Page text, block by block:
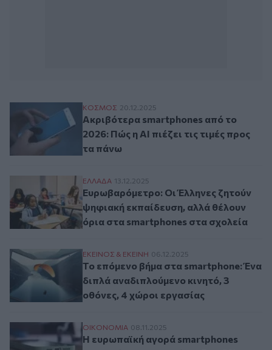
Ακριβότερα smartphones από το 2026:
ΚΟΣΜΟΣ 20.12.2025
Ακριβότερα smartphones από το
2026: Πώς η ΑΙ πιέζει τις τιμές προς
τα πάνω
Ευρωβαρόμετρο: Οι Έλληνες ζητούν
ΕΛΛAΔΑ 13.12.2025
Ευρωβαρόμετρο: Οι Έλληνες ζητούν
ψηφιακή εκπαίδευση, αλλά θέλουν
όρια στα smartphones στα σχολεία
Το επόμενο βήμα στα smartphone: Ένα
ΕΚΕΙΝΟΣ & ΕΚΕΙΝΗ 06.12.2025
Το επόμενο βήμα στα smartphone: Ένα
διπλά αναδιπλούμενο κινητό, 3
οθόνες, 4 χώροι εργασίας
Η ευρωπαϊκή αγορά smartphones
ΟΙΚΟΝΟΜΙΑ 08.11.2025
Η ευρωπαϊκή αγορά smartphones